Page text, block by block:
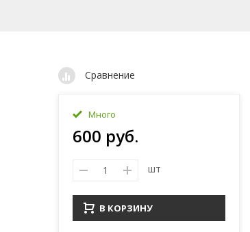
Сравнение
Много
600 руб.
шт
В КОРЗИНУ